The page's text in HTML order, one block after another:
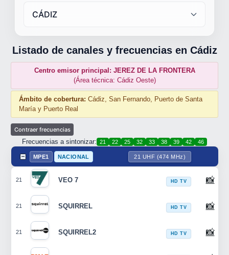
Listado de canales y frecuencias en Cádiz
Centro emisor principal: JEREZ DE LA FRONTERA
(Área técnica: Cádiz Oeste)
Ámbito de cobertura: Cádiz, San Fernando, Puerto de Santa
María y Puerto Real
Frecuencias a sintonizar: 21 22 25 32 33 38 39 42 46
MPE1 NACIONAL 21 UHF (474 MHz)
21 VEO 7 HD TV 📸
21 SQUIRREL HD TV 📸
21 SQUIRREL2 HD TV 📸